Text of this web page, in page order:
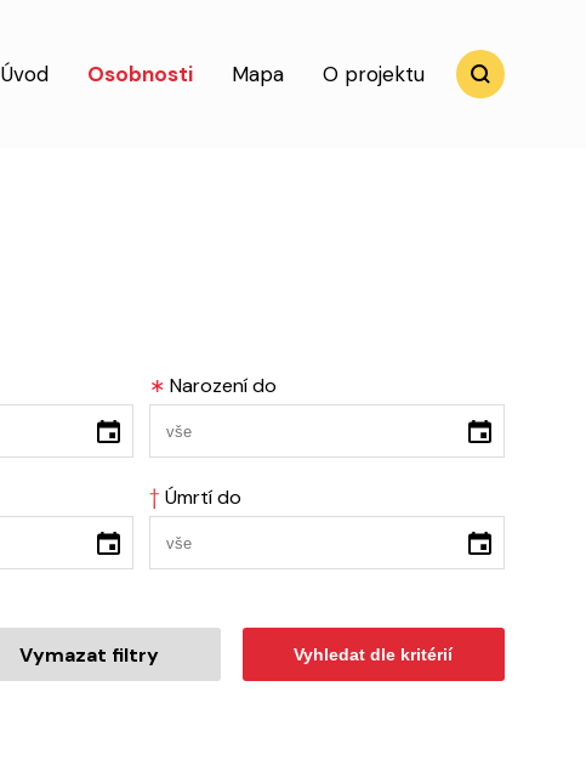
Úvod Osobnosti Mapa O projektu
∗ Narození do
† Úmrtí do
Vymazat filtry
Vyhledat dle kritérií